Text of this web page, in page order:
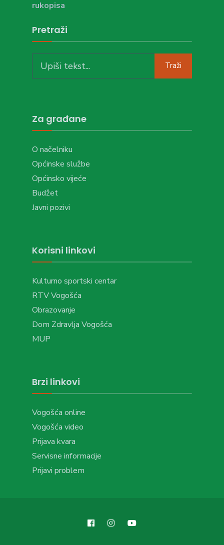
rukopisa
Pretraži
for:
Traži
Za građane
O načelniku
Općinske službe
Općinsko vijeće
Budžet
Javni pozivi
Korisni linkovi
Kulturno sportski centar
RTV Vogošća
Obrazovanje
Dom Zdravlja Vogošća
MUP
Brzi linkovi
Vogošća online
Vogošća video
Prijava kvara
Servisne informacije
Prijavi problem